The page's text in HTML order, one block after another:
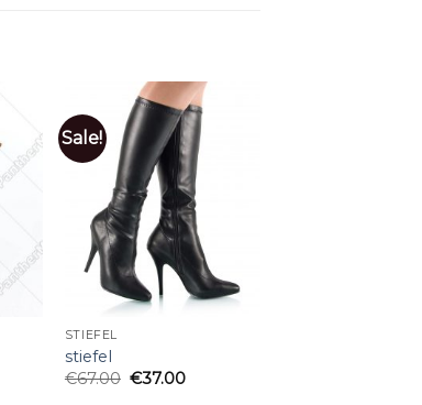
Sale!
STIEFEL
stiefel
€67.00 €37.00